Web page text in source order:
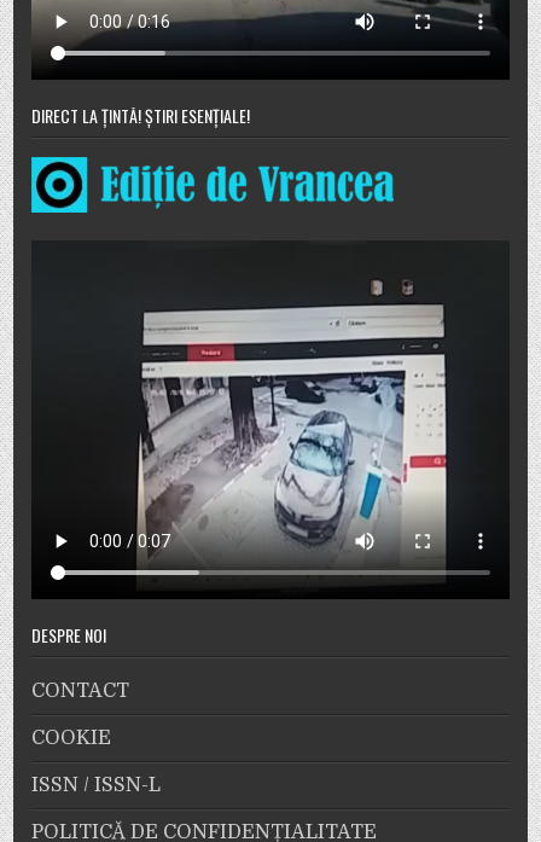
DIRECT LA ȚINTĂ! ȘTIRI ESENȚIALE!
DESPRE NOI
CONTACT
COOKIE
ISSN / ISSN-L
POLITICĂ DE CONFIDENȚIALITATE